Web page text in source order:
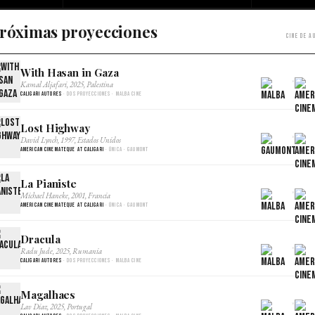
proyecciones Cine de
With Hasan in Gaza
Kamal Aljafari, 2025, Palestina
Caligari Autores · Dos proyecciones · Malba Cine
×
Lost Highway
David Lynch, 1997, Estados Unidos
American Cinemateque at Caligari · Única · Gaumont
×
La Pianiste
Michael Haneke, 2001, Francia
American Cinemateque at Caligari · Única · Gaumont
×
Dracula
Radu Jude, 2025, Rumania
Caligari Autores · Dos proyecciones · Malba Cine
×
Magalhaes
Lav Diaz, 2025, Portugal ×